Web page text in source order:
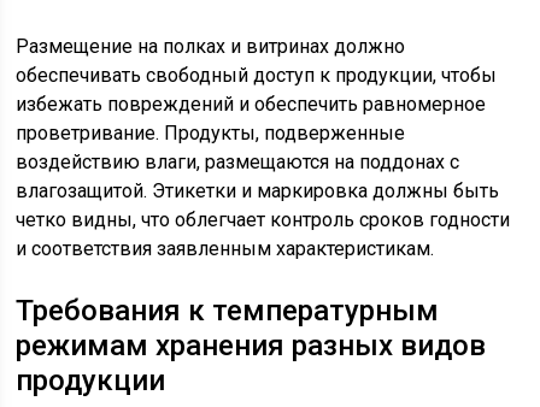
Размещение на полках и витринах должно
обеспечивать свободный доступ к продукции, чтобы
избежать повреждений и обеспечить равномерное
проветривание. Продукты, подверженные
воздействию влаги, размещаются на поддонах с
влагозащитой. Этикетки и маркировка должны быть
четко видны, что облегчает контроль сроков годности
и соответствия заявленным характеристикам.
Требования к температурным
режимам хранения разных видов
продукции